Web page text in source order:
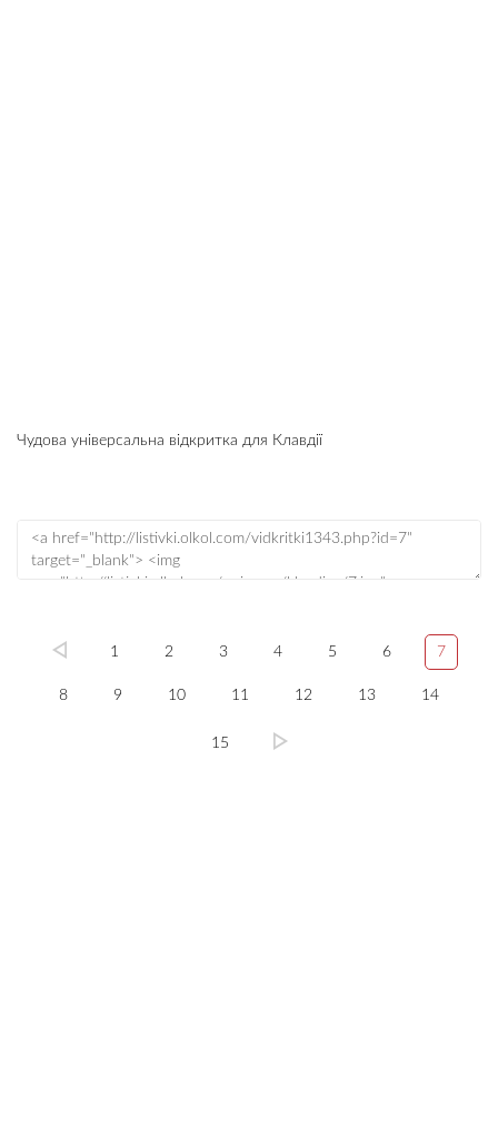
Чудова універсальна відкритка для Клавдії
1 2 3 4 5 6 7
8 9 10 11 12 13 14
15